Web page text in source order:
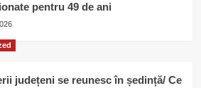
pentru 49 de ani
județeni se reunesc în ședință/ Ce